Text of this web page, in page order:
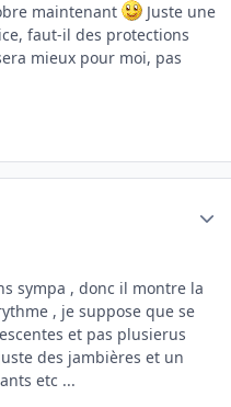
maintenant
Juste une
faut-il des protections
mieux pour moi, pas
sympa , donc il montre la
, je suppose que se
et pas plusierus
des jambières et un
etc ...